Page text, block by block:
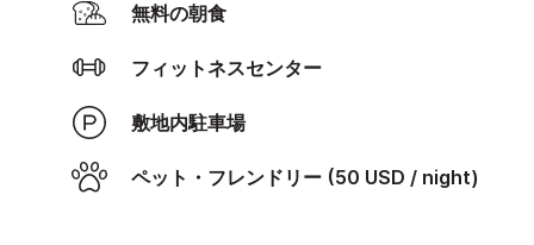
無料の朝食
フィットネスセンター
敷地内駐車場
ペット・フレンドリー (50 USD / night)